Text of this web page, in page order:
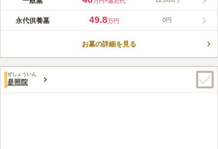
駅」から徒歩圏内というアクセスの良さも魅力です。 本殿は明
るい作りになっており、荘厳な雰囲気です。 法要施設が完備さ
人を偲ぶことができます。
この霊園はまだ誰からも評価されていません。
永代供養墓 49.8万円 0円
お墓の詳細を見る
ぜしょういん
是照院